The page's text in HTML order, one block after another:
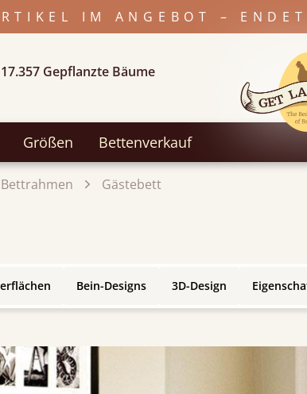
IM ANGEBOT –
Gepflanzte Bäume
Größen Bettenverkauf
Gästebett
Bein-Designs 3D-Design